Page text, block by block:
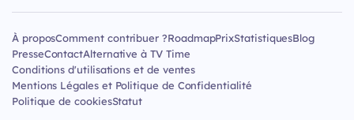
À proposComment contribuer ?RoadmapPrixStatistiquesBlog
PresseContactAlternative à TV Time
Conditions d'utilisations et de ventes
Mentions Légales et Politique de Confidentialité
Politique de cookiesStatut